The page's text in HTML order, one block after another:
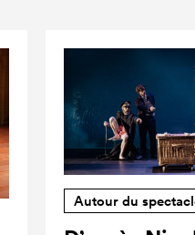
Autour du